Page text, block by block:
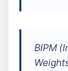
BIPM